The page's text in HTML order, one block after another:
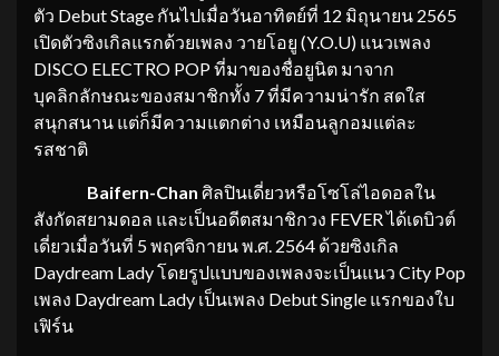
ตัว Debut Stage กันไปเมื่อวันอาทิตย์ที่ 12 มิถุนายน 2565
เปิดตัวซิงเกิลแรกด้วยเพลง วายโอยู (Y.O.U) แนวเพลง
DISCO ELECTRO POP ที่มาของชื่อยูนิต มาจาก
บุคลิกลักษณะของสมาชิกทั้ง 7 ที่มีความน่ารัก สดใส
สนุกสนาน แต่ก็มีความแตกต่าง เหมือนลูกอมแต่ละ
รสชาติ
Baifern-Chan ศิลปินเดี่ยวหรือโซโล่ไอดอลใน
สังกัดสยามดอล และเป็นอดีตสมาชิกวง FEVER ได้เดบิวต์
เดี่ยวเมื่อวันที่ 5 พฤศจิกายน พ.ศ. 2564 ด้วยซิงเกิล
Daydream Lady โดยรูปแบบของเพลงจะเป็นแนว City Pop
เพลง Daydream Lady เป็นเพลง Debut Single แรกของใบ
เฟิร์น